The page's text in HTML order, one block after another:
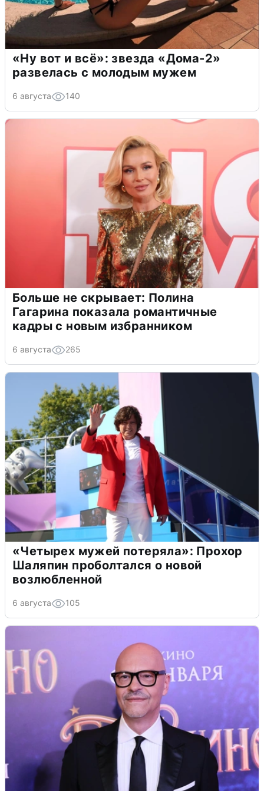
«Ну вот и всё»: звезда «Дома-2»
развелась с молодым мужем
6 августа 140
Больше не скрывает: Полина
Гагарина показала романтичные
кадры с новым избранником
6 августа 265
«Четырех мужей потеряла»: Прохор
Шаляпин проболтался о новой
возлюбленной
6 августа 105